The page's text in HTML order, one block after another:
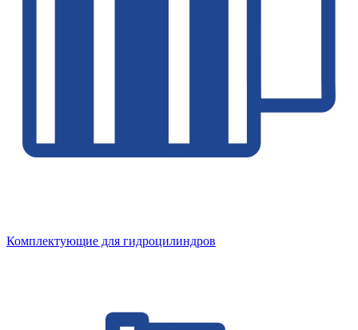
Комплектующие для гидроцилиндров